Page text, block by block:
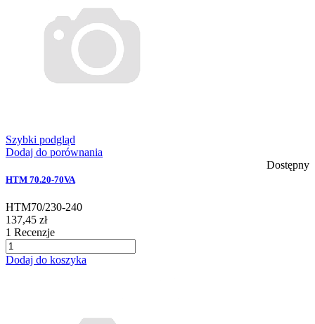
Szybki podgląd
Dodaj do porównania
Dostępny
HTM 70.20-70VA
HTM70/230-240
137,45 zł
1 Recenzje
Dodaj do koszyka